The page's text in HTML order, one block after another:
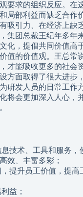
要求的组织反应。在
局部利益而缺乏合作
吸引力、在经济上缺
集团总裁王纪年多年
化，提倡共同价值高
值的价值观。王总常
才能吸收更多的社会
方面取得了很大进步
研发人员的日常工作
将会更加深入人心，
技术、工具和服务，
效、丰富多彩；
提升员工价值，提高
益；